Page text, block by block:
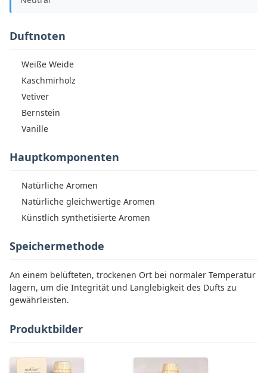
Duftnoten
Weiße Weide
Kaschmirholz
Vetiver
Bernstein
Vanille
Hauptkomponenten
Natürliche Aromen
Natürliche gleichwertige Aromen
Künstlich synthetisierte Aromen
Speichermethode
An einem belüfteten, trockenen Ort bei normaler Temperatur
lagern, um die Integrität und Langlebigkeit des Dufts zu
gewährleisten.
Produktbilder